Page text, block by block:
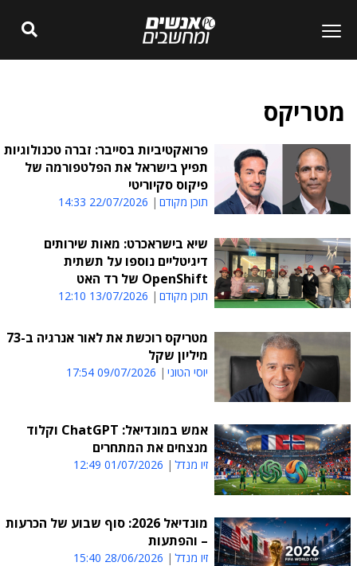
מטריקס
פרואקטיביות בסייבר: זברה טכנולוגיות
תפיץ בישראל את הפלטפורמה של
פיקוס סקיוריטי
תוכן מקודם 22/07/2026 14:33
שיא בישראכרט: מאות שירותים
דיגיטליים נוספו על תשתית
OpenShift של רד האט
תוכן מקודם 13/07/2026 12:10
מטריקס רוכשת את לאור אנרגיה ב-73
מיליון שקל
יוסי הטוני 09/07/2026 17:54
אמש במונדיאל: ChatGPT וקלוד
מנצחים את המתחרים
זיו מנדל 01/07/2026 12:49
מונדיאל 2026: סוף שבוע של הכרעות
– והפתעות
זיו מנדל 28/06/2026 15:40